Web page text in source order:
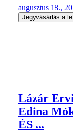
augusztus 18.,
Jegyvásárlás a
Lázár
Edina
ÉS ...